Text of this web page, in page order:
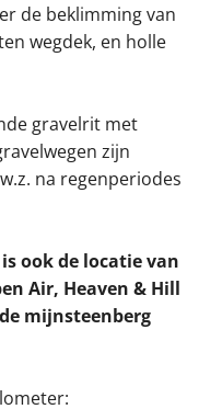
de beklimming van
wegdek, en holle
gravelrit met
zijn
na regenperiodes
ook de locatie van
Air, Heaven & Hill
mijnsteenberg